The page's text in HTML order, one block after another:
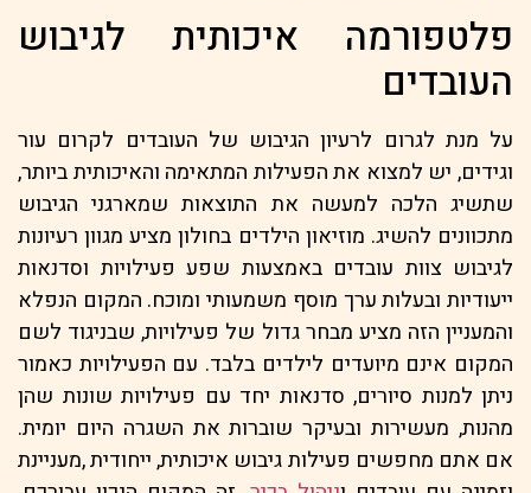
פלטפורמה איכותית לגיבוש
העובדים
על מנת לגרום לרעיון הגיבוש של העובדים לקרום עור
וגידים, יש למצוא את הפעילות המתאימה והאיכותית ביותר,
שתשיג הלכה למעשה את התוצאות שמארגני הגיבוש
מתכוונים להשיג. מוזיאון הילדים בחולון מציע מגוון רעיונות
לגיבוש צוות עובדים באמצעות שפע פעילויות וסדנאות
ייעודיות ובעלות ערך מוסף משמעותי ומוכח. המקום הנפלא
והמעניין הזה מציע מבחר גדול של פעילויות, שבניגוד לשם
המקום אינם מיועדים לילדים בלבד. עם הפעילויות כאמור
ניתן למנות סיורים, סדנאות יחד עם פעילויות שונות שהן
מהנות, מעשירות ובעיקר שוברות את השגרה היום יומית.
אם אתם מחפשים פעילות גיבוש איכותית, ייחודית ,מעניינת